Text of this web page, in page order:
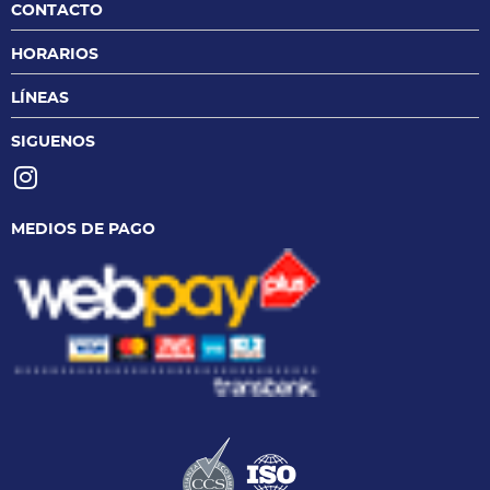
CONTACTO
HORARIOS
LÍNEAS
SIGUENOS
MEDIOS DE PAGO